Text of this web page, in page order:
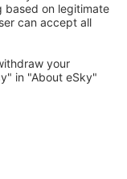
utilizatorii